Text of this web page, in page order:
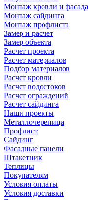
Монтаж кровли и фасада
Монтаж сайдинга
Монтаж профлиста
Замер и расчет
Замер объекта
Расчет проекта
Расчет материалов
Подбор материалов
Расчет кровли
Расчет водостоков
Расчет ограждений
Расчет сайдинга
Наши проекты
Металлочерепица
Профлист
Сайдинг
Фасадные панели
Штакетник
Теплицы
Покупателям
Условия оплаты
Условия доставки